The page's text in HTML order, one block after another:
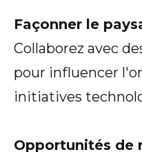
Façonner le
Collaborez avec
pour influencer
initiatives
Opportunités de